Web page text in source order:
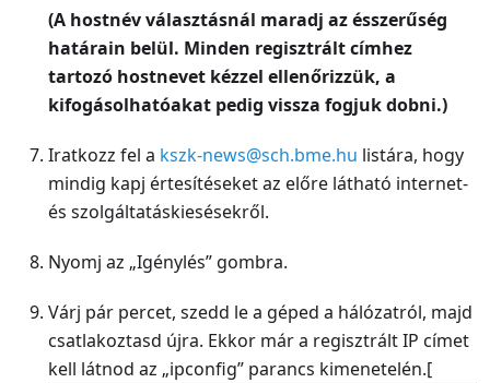
(A hostnév választásnál maradj az ésszerűség
határain belül. Minden regisztrált címhez
tartozó hostnevet kézzel ellenőrizzük, a
kifogásolhatóakat pedig vissza fogjuk dobni.)
Iratkozz fel a kszk-news@sch.bme.hu listára, hogy
mindig kapj értesítéseket az előre látható internet-
és szolgáltatáskiesésekről.
Nyomj az „Igénylés” gombra.
Várj pár percet, szedd le a géped a hálózatról, majd
csatlakoztasd újra. Ekkor már a regisztrált IP címet
kell látnod az „ipconfig” parancs kimenetelén.[